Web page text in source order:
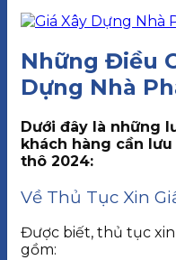
Những Điều
Dựng Nhà
Dưới đây là những
khách hàng cần
thô 2024:
Về Thủ Tục Xin
Được biết, thủ tục
gồm: